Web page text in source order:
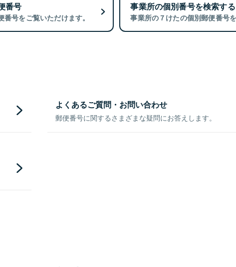
番号
号をご覧いただけます。
事業所の個別番号を検索する
事業所の７けたの個別郵便番号
よくあるご質問・お問い合わせ
郵便番号に関するさまざまな疑問にお答えします。